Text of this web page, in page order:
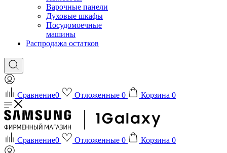
Варочные панели
Духовые шкафы
Посудомоечные
машины
Распродажа остатков
Сравнение0 Отложенные 0 Корзина 0
Сравнение0 Отложенные 0 Корзина 0